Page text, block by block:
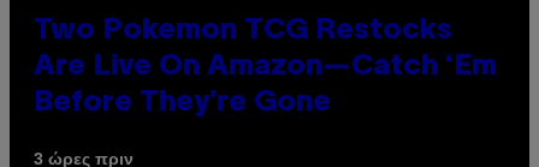
Two Pokemon TCG Restocks
Are Live On Amazon—Catch ‘Em
Before They’re Gone
3 ώρες πριν